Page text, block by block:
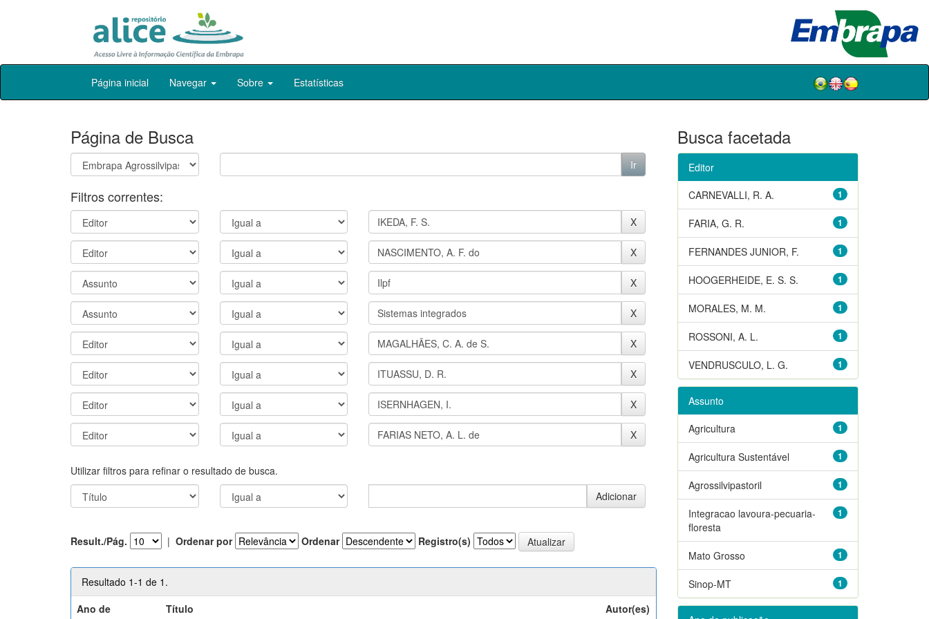
Skip
Página inicial Navegar Sobre Estatísticas
Página de Busca
Filtros correntes:
Utilizar filtros para refinar o resultado de busca.
Result./Pág. | Ordenar por Ordenar Registro(s)
Resultado 1-1 de 1.
Ano de
Título Autor(es)
Busca facetada
Editor
1
CARNEVALLI, R. A.
1
FARIA, G. R.
1
FERNANDES JUNIOR, F.
1
HOOGERHEIDE, E. S. S.
1
MORALES, M. M.
1
ROSSONI, A. L.
1
VENDRUSCULO, L. G.
Assunto
1
Agricultura
1
Agricultura Sustentável
1
Agrossilvipastoril
1
Integracao lavoura-pecuaria-
floresta
1
Mato Grosso
1
Sinop-MT